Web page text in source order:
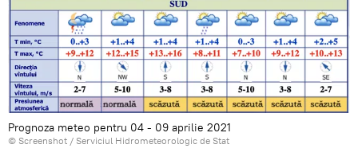
Prognoza meteo pentru 04 - 09 aprilie 2021
© Screenshot / Serviciul Hidrometeorologic de Stat